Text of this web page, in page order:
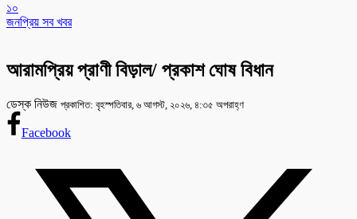
১০
জনপ্রিয় সব খবর
আরামপ্রিয় প্রাণী বিড়াল/ প্রকাশ ঘোষ বিধান
ডেস্ক নিউজ প্রকাশিত: বৃহস্পতিবার, ৬ আগস্ট, ২০২৬, ৪:৩৫ অপরাহ্ণ
Facebook